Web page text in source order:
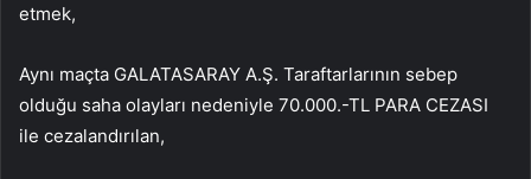
etmek,
Aynı maçta GALATASARAY A.Ş. Taraftarlarının sebep
olduğu saha olayları nedeniyle 70.000.-TL PARA CEZASI
ile cezalandırılan,